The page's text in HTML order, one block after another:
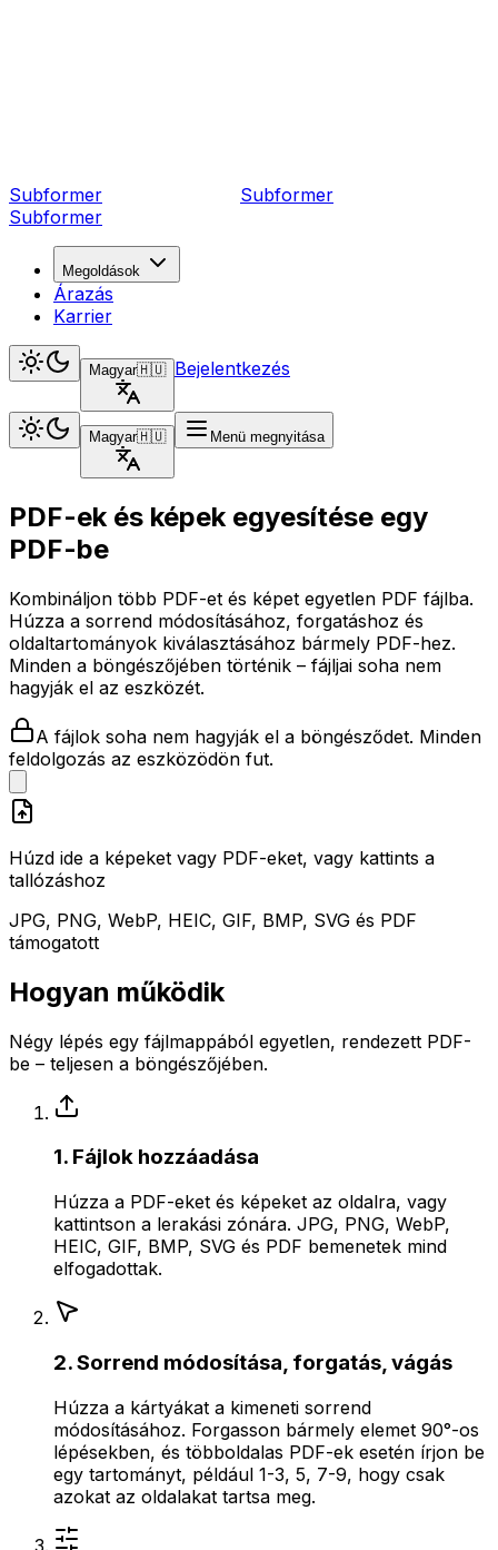
Subformer Subformer
Subformer
Megoldások
Árazás
Karrier
Magyar🇭🇺 Bejelentkezés
Magyar🇭🇺 Menü megnyitása
PDF-ek és képek egyesítése egy
PDF-be
Kombináljon több PDF-et és képet egyetlen PDF fájlba.
Húzza a sorrend módosításához, forgatáshoz és
oldaltartományok kiválasztásához bármely PDF-hez.
Minden a böngészőjében történik – fájljai soha nem
hagyják el az eszközét.
A fájlok soha nem hagyják el a böngésződet. Minden
feldolgozás az eszközödön fut.
Húzd ide a képeket vagy PDF-eket, vagy kattints a
tallózáshoz
JPG, PNG, WebP, HEIC, GIF, BMP, SVG és PDF
támogatott
Hogyan működik
Négy lépés egy fájlmappából egyetlen, rendezett PDF-
be – teljesen a böngészőjében.
1. Fájlok hozzáadása
Húzza a PDF-eket és képeket az oldalra, vagy
kattintson a lerakási zónára. JPG, PNG, WebP,
HEIC, GIF, BMP, SVG és PDF bemenetek mind
elfogadottak.
2. Sorrend módosítása, forgatás, vágás
Húzza a kártyákat a kimeneti sorrend
módosításához. Forgasson bármely elemet 90°-os
lépésekben, és többoldalas PDF-ek esetén írjon be
egy tartományt, például 1-3, 5, 7-9, hogy csak
azokat az oldalakat tartsa meg.